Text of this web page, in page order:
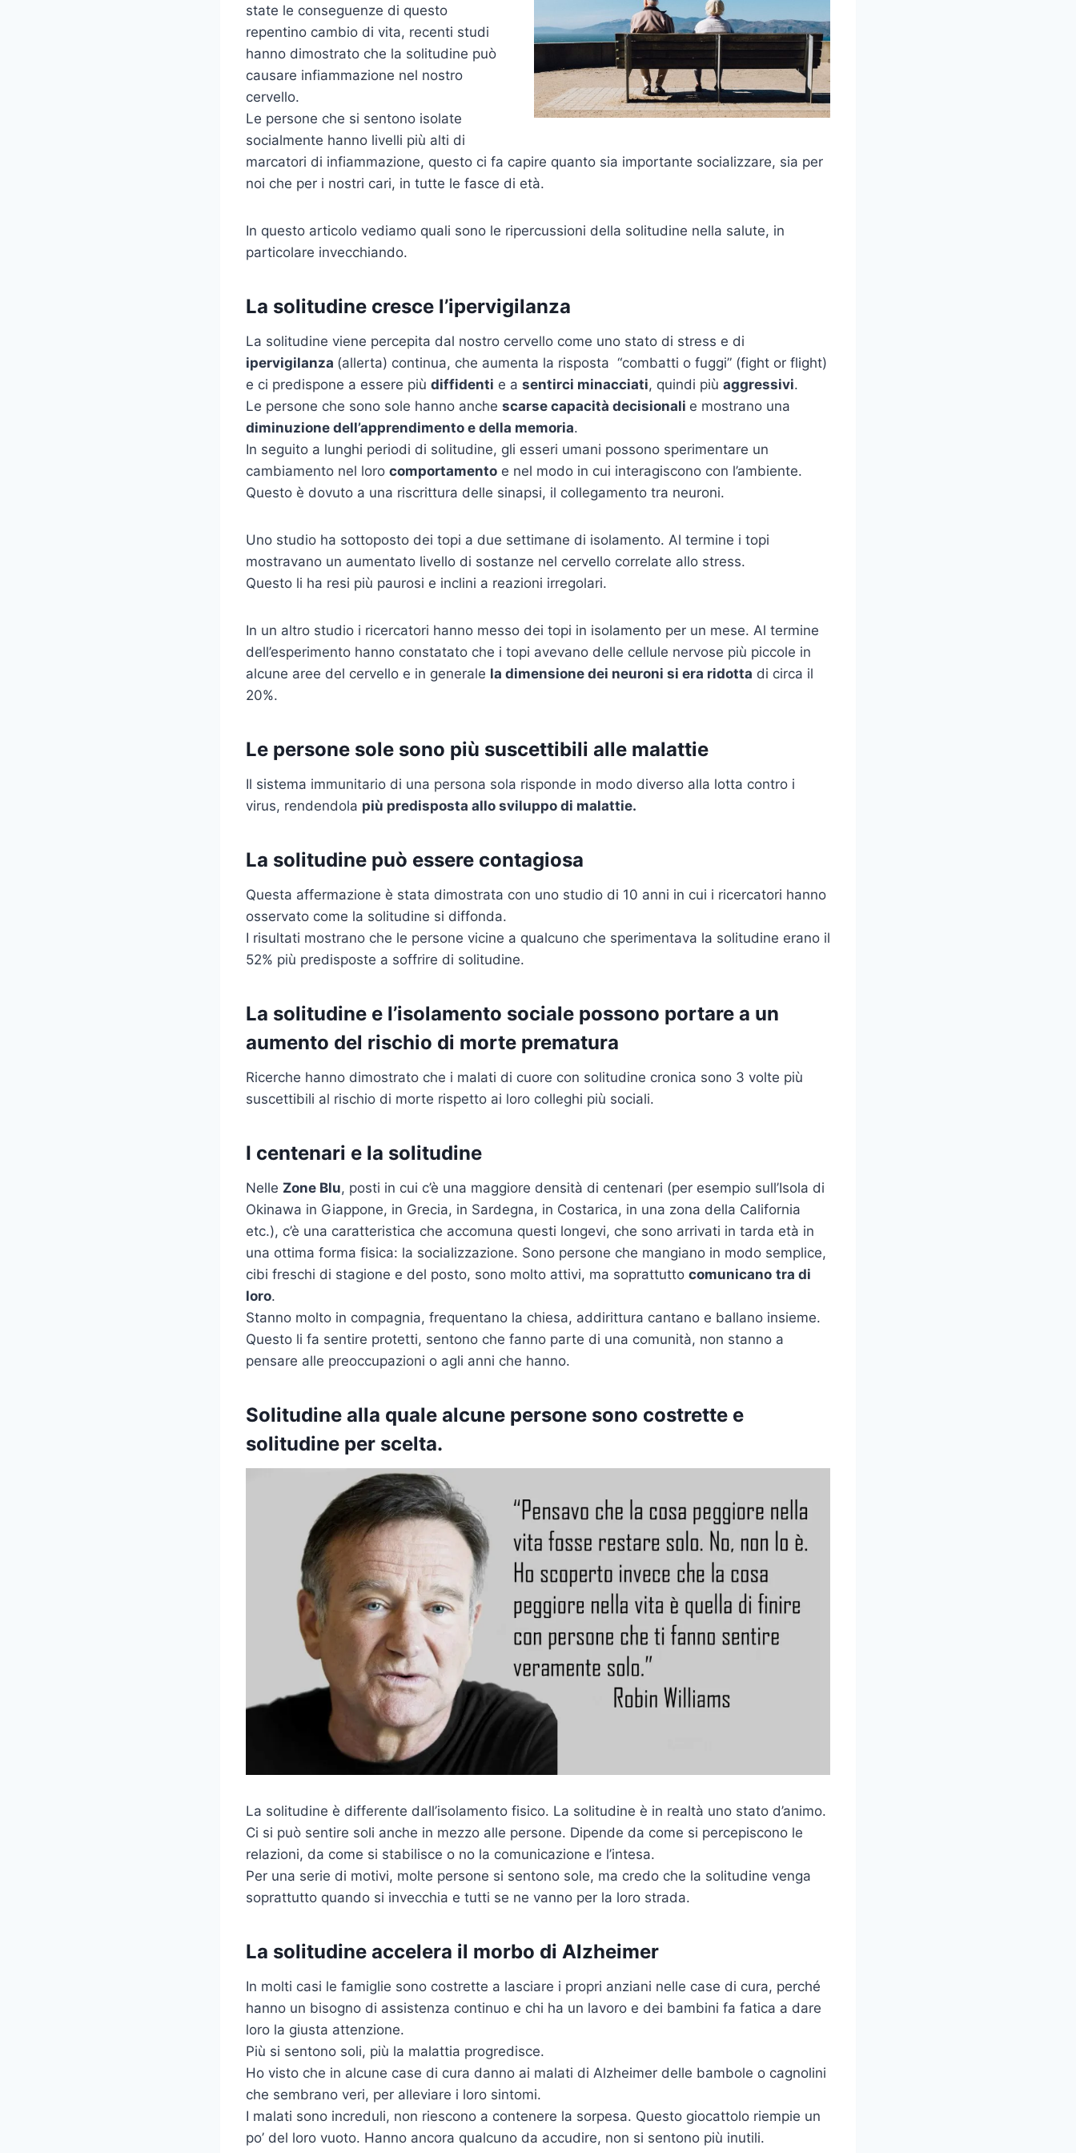
state le conseguenze di questo
repentino cambio di vita, recenti studi
hanno dimostrato che la solitudine può
causare infiammazione nel nostro
cervello.
Le persone che si sentono isolate
socialmente hanno livelli più alti di
marcatori di infiammazione, questo ci fa capire quanto sia importante socializzare, sia per
noi che per i nostri cari, in tutte le fasce di età.
In questo articolo vediamo quali sono le ripercussioni della solitudine nella salute, in
particolare invecchiando.
La solitudine cresce l’ipervigilanza
La solitudine viene percepita dal nostro cervello come uno stato di stress e di
ipervigilanza (allerta) continua, che aumenta la risposta “combatti o fuggi” (fight or flight)
e ci predispone a essere più diffidenti e a sentirci minacciati, quindi più aggressivi.
Le persone che sono sole hanno anche scarse capacità decisionali e mostrano una
diminuzione dell’apprendimento e della memoria.
In seguito a lunghi periodi di solitudine, gli esseri umani possono sperimentare un
cambiamento nel loro comportamento e nel modo in cui interagiscono con l’ambiente.
Questo è dovuto a una riscrittura delle sinapsi, il collegamento tra neuroni.
Uno studio ha sottoposto dei topi a due settimane di isolamento. Al termine i topi
mostravano un aumentato livello di sostanze nel cervello correlate allo stress.
Questo li ha resi più paurosi e inclini a reazioni irregolari.
In un altro studio i ricercatori hanno messo dei topi in isolamento per un mese. Al termine
dell’esperimento hanno constatato che i topi avevano delle cellule nervose più piccole in
alcune aree del cervello e in generale la dimensione dei neuroni si era ridotta di circa il
20%.
Le persone sole sono più suscettibili alle malattie
Il sistema immunitario di una persona sola risponde in modo diverso alla lotta contro i
virus, rendendola più predisposta allo sviluppo di malattie.
La solitudine può essere contagiosa
Questa affermazione è stata dimostrata con uno studio di 10 anni in cui i ricercatori hanno
osservato come la solitudine si diffonda.
I risultati mostrano che le persone vicine a qualcuno che sperimentava la solitudine erano il
52% più predisposte a soffrire di solitudine.
La solitudine e l’isolamento sociale possono portare a un
aumento del rischio di morte prematura
Ricerche hanno dimostrato che i malati di cuore con solitudine cronica sono 3 volte più
suscettibili al rischio di morte rispetto ai loro colleghi più sociali.
I centenari e la solitudine
Nelle Zone Blu, posti in cui c’è una maggiore densità di centenari (per esempio sull’Isola di
Okinawa in Giappone, in Grecia, in Sardegna, in Costarica, in una zona della California
etc.), c’è una caratteristica che accomuna questi longevi, che sono arrivati in tarda età in
una ottima forma fisica: la socializzazione. Sono persone che mangiano in modo semplice,
cibi freschi di stagione e del posto, sono molto attivi, ma soprattutto comunicano tra di
loro.
Stanno molto in compagnia, frequentano la chiesa, addirittura cantano e ballano insieme.
Questo li fa sentire protetti, sentono che fanno parte di una comunità, non stanno a
pensare alle preoccupazioni o agli anni che hanno.
Solitudine alla quale alcune persone sono costrette e
solitudine per scelta.
La solitudine è differente dall’isolamento fisico. La solitudine è in realtà uno stato d’animo.
Ci si può sentire soli anche in mezzo alle persone. Dipende da come si percepiscono le
relazioni, da come si stabilisce o no la comunicazione e l’intesa.
Per una serie di motivi, molte persone si sentono sole, ma credo che la solitudine venga
soprattutto quando si invecchia e tutti se ne vanno per la loro strada.
La solitudine accelera il morbo di Alzheimer
In molti casi le famiglie sono costrette a lasciare i propri anziani nelle case di cura, perché
hanno un bisogno di assistenza continuo e chi ha un lavoro e dei bambini fa fatica a dare
loro la giusta attenzione.
Più si sentono soli, più la malattia progredisce.
Ho visto che in alcune case di cura danno ai malati di Alzheimer delle bambole o cagnolini
che sembrano veri, per alleviare i loro sintomi.
I malati sono increduli, non riescono a contenere la sorpesa. Questo giocattolo riempie un
po’ del loro vuoto. Hanno ancora qualcuno da accudire, non si sentono più inutili.